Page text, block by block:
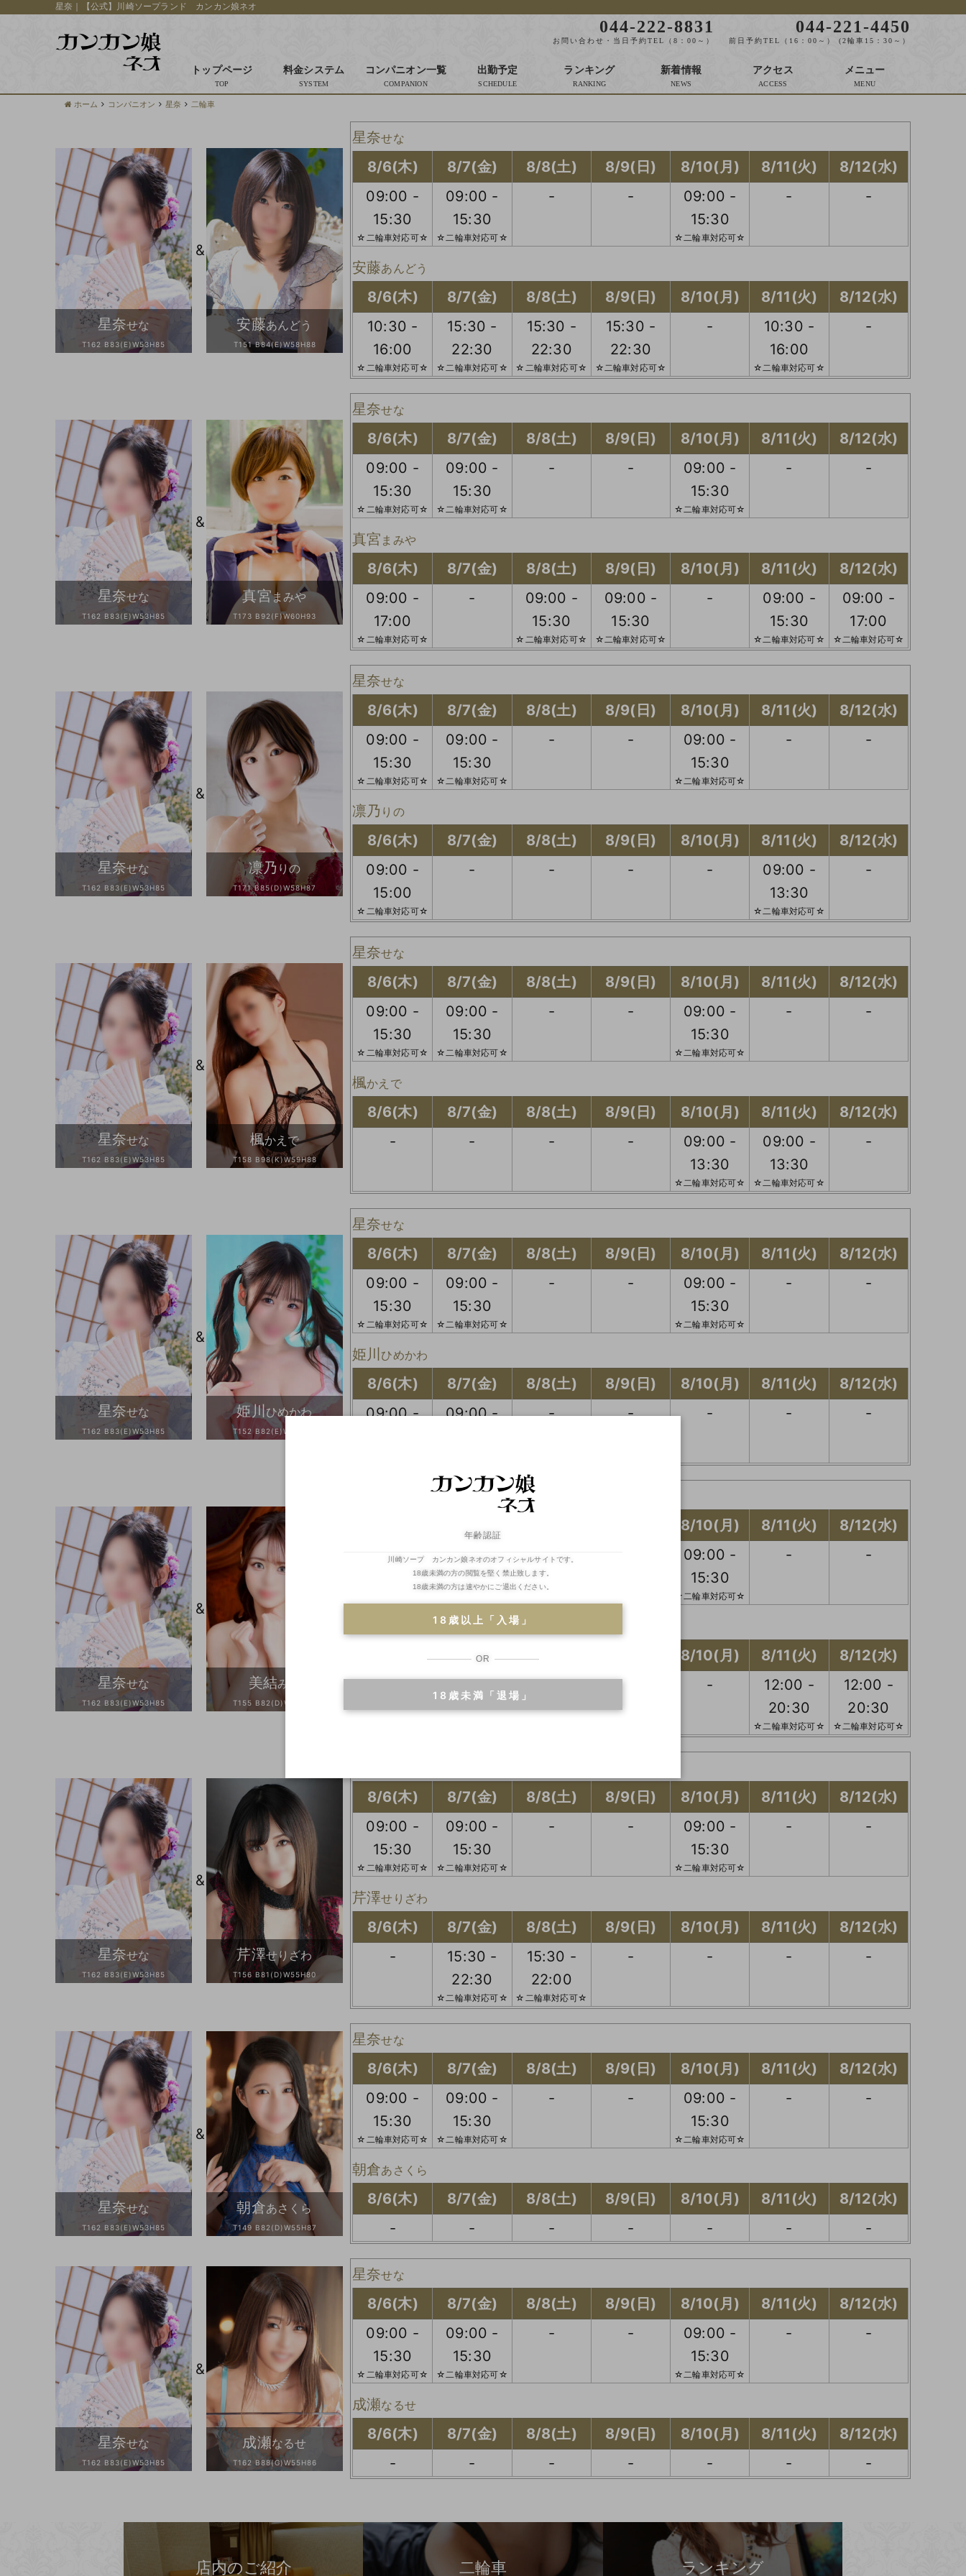
星奈｜【公式】川崎ソープランド カンカン娘ネオ
044-222-8831
お問い合わせ・当日予約TEL（8：00～）
044-221-4450
前日予約TEL（16：00～） (2輪車15：30～）
トップページ 料金システム コンパニオン一覧 出勤予定 ランキング 新着情報 アクセス メニュー
ホーム コンパニオン 星奈 二輪車
星奈せな
T162 B83(E)W53H85
&
安藤あんどう
T151 B84(E)W58H88
星奈せな
8/6(木)
09:00 -
15:30
☆二輪車対応可☆
8/7(金)
09:00 -
15:30
☆二輪車対応可☆
8/8(土)
-
8/9(日)
-
8/10(月)
09:00 -
15:30
☆二輪車対応可☆
8/11(火)
-
8/12(水)
-
安藤あんどう
8/6(木)
10:30 -
16:00
☆二輪車対応可☆
8/7(金)
15:30 -
22:30
☆二輪車対応可☆
8/8(土)
15:30 -
22:30
☆二輪車対応可☆
8/9(日)
15:30 -
22:30
☆二輪車対応可☆
8/10(月)
-
8/11(火)
10:30 -
16:00
☆二輪車対応可☆
8/12(水)
-
星奈せな
T162 B83(E)W53H85
&
真宮まみや
T173 B92(F)W60H93
星奈せな
8/6(木)
09:00 -
15:30
☆二輪車対応可☆
8/7(金)
09:00 -
15:30
☆二輪車対応可☆
8/8(土)
-
8/9(日)
-
8/10(月)
09:00 -
15:30
☆二輪車対応可☆
8/11(火)
-
8/12(水)
-
真宮 まみや
8/6(木)
09:00 -
17:00
☆二輪車対応可☆
8/7(金)
-
8/8(土)
09:00 -
15:30
☆二輪車対応可☆
8/9(日)
09:00 -
15:30
☆二輪車対応可☆
8/10(月)
-
8/11(火)
09:00 -
15:30
☆二輪車対応可☆
8/12(水)
09:00 -
17:00
☆二輪車対応可☆
星奈せな
T162 B83(E)W53H85
&
凛乃 りの
T171 B85(D)W58H87
星奈せな
8/6(木)
09:00 -
15:30
☆二輪車対応可☆
8/7(金)
09:00 -
15:30
☆二輪車対応可☆
8/8(土)
-
8/9(日)
-
8/10(月)
09:00 -
15:30
☆二輪車対応可☆
8/11(火)
-
8/12(水)
-
凛乃 りの
8/6(木)
09:00 -
15:00
☆二輪車対応可☆
8/7(金)
-
8/8(土)
-
8/9(日)
-
8/10(月)
-
8/11(火)
09:00 -
13:30
☆二輪車対応可☆
8/12(水)
-
星奈せな
T162 B83(E)W53H85
&
楓かえで
T158 B98(K)W59H88
星奈せな
8/6(木)
09:00 -
15:30
☆二輪車対応可☆
8/7(金)
09:00 -
15:30
☆二輪車対応可☆
8/8(土)
-
8/9(日)
-
8/10(月)
09:00 -
15:30
☆二輪車対応可☆
8/11(火)
-
8/12(水)
-
楓かえで
8/6(木)
-
8/7(金)
-
8/8(土)
-
8/9(日)
-
8/10(月)
09:00 -
13:30
☆二輪車対応可☆
8/11(火)
09:00 -
13:30
☆二輪車対応可☆
8/12(水)
-
星奈せな
T162 B83(E)W53H85
&
姫川ひめかわ
T152 B82(E)W55H85
星奈せな
8/6(木)
09:00 -
15:30
☆二輪車対応可☆
8/7(金)
09:00 -
15:30
☆二輪車対応可☆
8/8(土)
-
8/9(日)
-
8/10(月)
09:00 -
15:30
☆二輪車対応可☆
8/11(火)
-
8/12(水)
-
姫川 ひめかわ
8/6(木)
09:00 -
8/7(金)
09:00 -
8/8(土)
-
8/9(日)
-
8/10(月)
-
8/11(火)
-
8/12(水)
-
星奈せな
T162 B83(E)W53H85
&
美結みゆ
T155 B82(D)W56H88
09:00 -
09:00 -
15:30
-
8/10(月)
09:00 -
15:30
☆二輪車対応可☆
8/11(火)
-
8/12(水)
-
-
8/7(金)
12:00 -
20:30
8/8(土)
12:00 -
20:30
12:00 -
20:30
8/10(月)
-
8/11(火)
12:00 -
20:30
☆二輪車対応可☆
8/12(水)
12:00 -
20:30
☆二輪車対応可☆
星奈せな
T162 B83(E)W53H85
&
芹澤せりざわ
T156 B81(D)W55H80
8/6(木)
09:00 -
15:30
☆二輪車対応可☆
8/7(金)
09:00 -
15:30
☆二輪車対応可☆
8/8(土)
-
8/9(日)
-
8/10(月)
09:00 -
15:30
☆二輪車対応可☆
8/11(火)
-
8/12(水)
-
芹澤せりざわ
8/6(木)
-
8/7(金)
15:30 -
22:30
☆二輪車対応可☆
8/8(土)
15:30 -
22:00
☆二輪車対応可☆
8/9(日)
-
8/10(月)
-
8/11(火)
-
8/12(水)
-
星奈せな
T162 B83(E)W53H85
&
朝倉あさくら
T149 B82(D)W55H87
星奈せな
8/6(木)
09:00 -
15:30
☆二輪車対応可☆
8/7(金)
09:00 -
15:30
☆二輪車対応可☆
8/8(土)
-
8/9(日)
-
8/10(月)
09:00 -
15:30
☆二輪車対応可☆
8/11(火)
-
8/12(水)
-
朝倉あさくら
8/6(木)
-
8/7(金)
-
8/8(土)
-
8/9(日)
-
8/10(月)
-
8/11(火)
-
8/12(水)
-
星奈せな
T162 B83(E)W53H85
&
成瀬なるせ
T162 B88(G)W55H86
星奈せな
8/6(木)
09:00 -
15:30
☆二輪車対応可☆
8/7(金)
09:00 -
15:30
☆二輪車対応可☆
8/8(土)
-
8/9(日)
-
8/10(月)
09:00 -
15:30
☆二輪車対応可☆
8/11(火)
-
8/12(水)
-
成瀬なるせ
8/6(木)
-
8/7(金)
-
8/8(土)
-
8/9(日)
-
8/10(月)
-
8/11(火)
-
8/12(水)
-
店内のご紹介 二輪車 ランキング
年齢認証
川崎ソープ カンカン娘ネオのオフィシャルサイトです。
18歳未満の方の閲覧を堅く禁止致します。
18歳未満の方は速やかにご退出ください。
18歳以上「入場」
OR
18歳未満「退場」